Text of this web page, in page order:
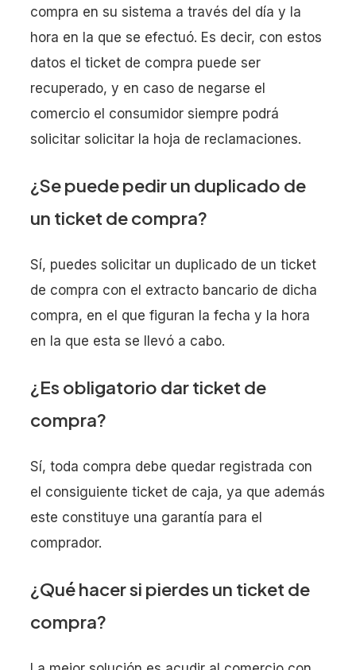
compra en su sistema a través del día y la
hora en la que se efectuó. Es decir, con estos
datos el ticket de compra puede ser
recuperado, y en caso de negarse el
comercio el consumidor siempre podrá
solicitar solicitar la hoja de reclamaciones.
¿Se puede pedir un duplicado de
un ticket de compra?
Sí, puedes solicitar un duplicado de un ticket
de compra con el extracto bancario de dicha
compra, en el que figuran la fecha y la hora
en la que esta se llevó a cabo.
¿Es obligatorio dar ticket de
compra?
Sí, toda compra debe quedar registrada con
el consiguiente ticket de caja, ya que además
este constituye una garantía para el
comprador.
¿Qué hacer si pierdes un ticket de
compra?